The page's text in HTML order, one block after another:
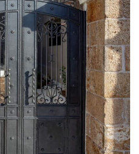
Μαρούσι
ΔΙΑΤΗΡΗΤΈΩΝ